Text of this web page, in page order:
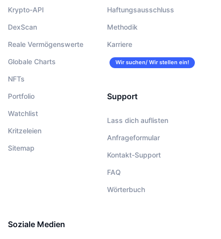
Krypto-API
DexScan
Reale Vermögenswerte
Globale Charts
NFTs
Portfolio
Watchlist
Kritzeleien
Sitemap
Haftungsausschluss
Methodik
Karriere
Wir suchen/ Wir stellen ein!
Support
Lass dich auflisten
Anfrageformular
Kontakt-Support
FAQ
Wörterbuch
Soziale Medien